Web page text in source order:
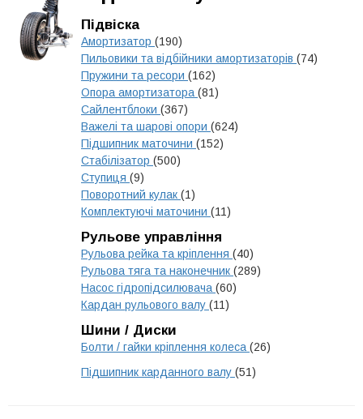
Підвіска
Амортизатор (190)
Пильовики та відбійники амортизаторів (74)
Пружини та ресори (162)
Опора амортизатора (81)
Сайлентблоки (367)
Важелі та шарові опори (624)
Підшипник маточини (152)
Стабілізатор (500)
Ступиця (9)
Поворотний кулак (1)
Комплектуючі маточини (11)
Рульове управління
Рульова рейка та кріплення (40)
Рульова тяга та наконечник (289)
Насос гідропідсилювача (60)
Кардан рульового валу (11)
Шини / Диски
Болти / гайки кріплення колеса (26)
Підшипник карданного валу (51)